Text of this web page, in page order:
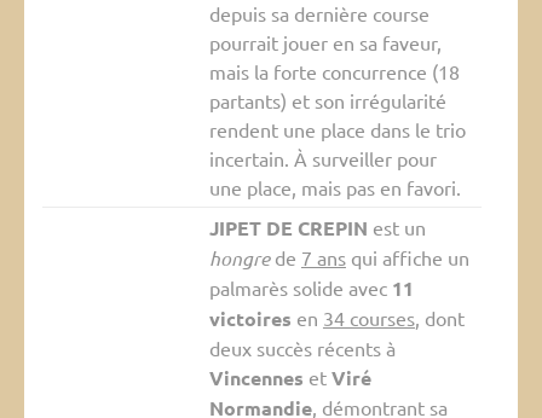
depuis sa dernière course
pourrait jouer en sa faveur,
mais la forte concurrence (18
partants) et son irrégularité
rendent une place dans le trio
incertain. À surveiller pour
une place, mais pas en favori.
JIPET DE CREPIN est un
hongrede 7 ansqui affiche un
palmarès solide avec 11
victoires en 34 courses, dont
deux succès récents à
Vincennes et Viré
Normandie, démontrant sa